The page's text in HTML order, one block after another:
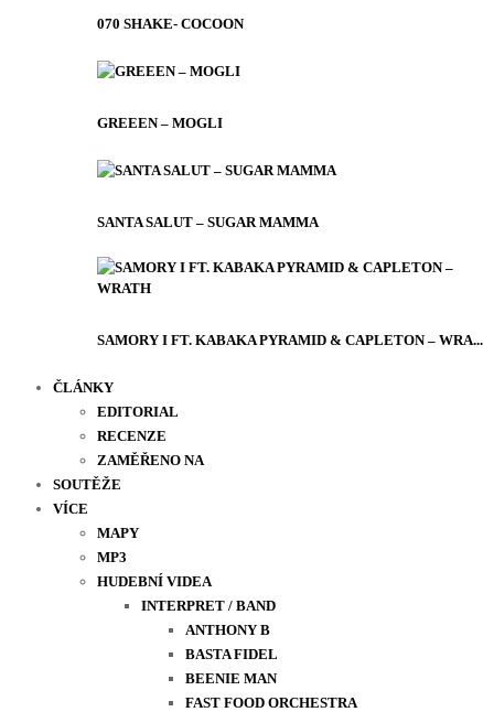
070 SHAKE- COCOON
GREEEN – MOGLI
SANTA SALUT – SUGAR MAMMA
SAMORY I FT. KABAKA PYRAMID & CAPLETON – WRA...
ČLÁNKY
EDITORIAL
RECENZE
ZAMĚŘENO NA
SOUTĚŽE
VÍCE
MAPY
MP3
HUDEBNÍ VIDEA
INTERPRET / BAND
ANTHONY B
BASTA FIDEL
BEENIE MAN
FAST FOOD ORCHESTRA